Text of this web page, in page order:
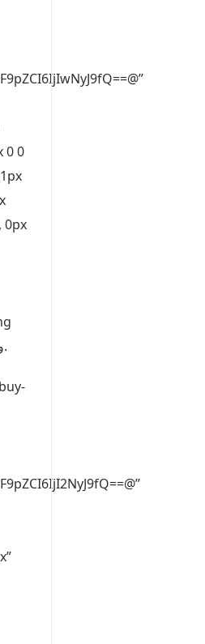
0 0
0px
لتوليد المزيد من الزيارات لموقعك . نحن شريك معتمد لدى Google ، ونستخدم دائما أحدث تقنيات التحسين لنقدم لك أفضل النتائج.